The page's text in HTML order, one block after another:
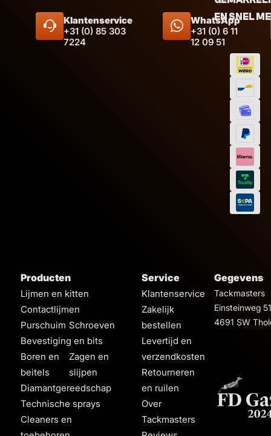
Klantenservice
+31 (0) 85 303
7224
WhatsApp
+31 (0) 6 11
12 09 51
EN SNEL
Producten
Lijmen en kitten
Contactlijmen
Purschuim Schroeven
Bevestiging en bits
Boren en
beitels
Zagen en
slijpen
Diamantgereedschap
Technische sprays
Cleaners en
Service
Klantenservice
Zakelijk
bestellen
Levertijd en
verzendkosten
Retourneren
en ruilen
Over
Tackmasters
Gegevens
Tackmasters
Einsteinweg 51
4691 SW